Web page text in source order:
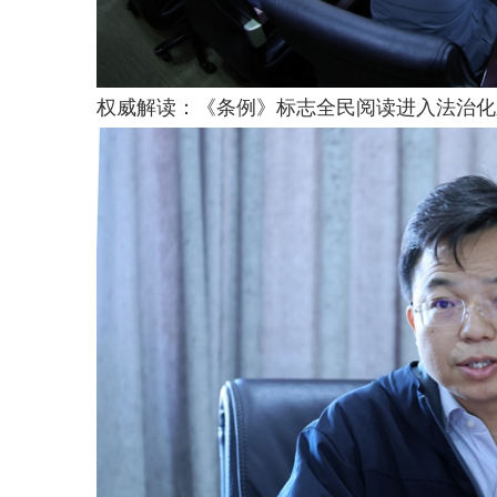
权威解读：《条例》标志全民阅读进入法治